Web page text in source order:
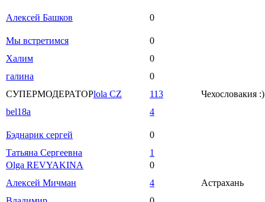
Алексей Башков 0
Мы встретимся
0
Халим
0
галина
0
СУПЕРМОДЕРАТОРlola CZ 113
Чехословакия :)
bel18a
4
Бэднарик сергей
0
Татьяна Сергеевна
1
Olga REVYAKINA
0
Алексей Мичман
4
Астрахань